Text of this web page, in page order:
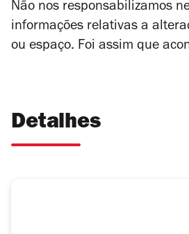
Não nos responsabilizamos
informações relativas a
ou espaço. Foi assim que
Detalhes